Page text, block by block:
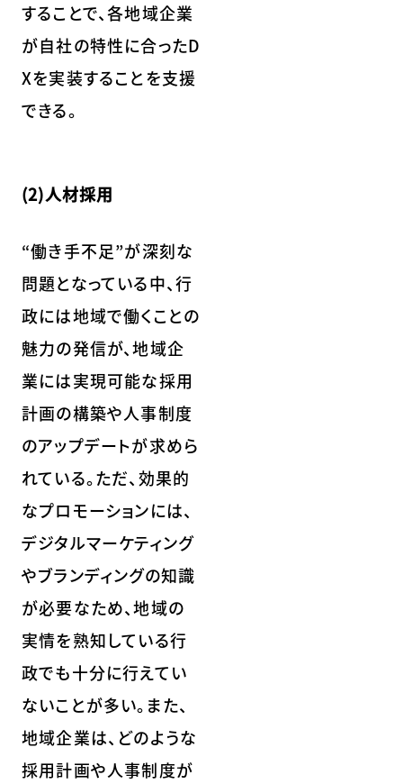
することで、各地域企業
が自社の特性に合ったD
Xを実装することを支援
できる。
(2)人材採用
“働き手不足”が深刻な
問題となっている中、行
政には地域で働くことの
魅力の発信が、地域企
業には実現可能な採用
計画の構築や人事制度
のアップデートが求めら
れている。ただ、効果的
なプロモーションには、
デジタルマーケティング
やブランディングの知識
が必要なため、地域の
実情を熟知している行
政でも十分に行えてい
ないことが多い。また、
地域企業は、どのような
採用計画や人事制度が